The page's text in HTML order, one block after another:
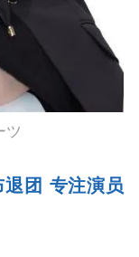
ツ
团 专注演员